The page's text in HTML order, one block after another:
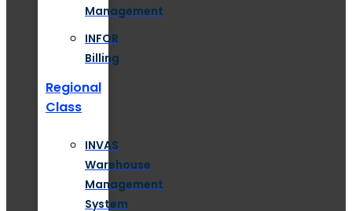
Management
INFOR
Billing
Regional
Class
INVAS
Warehouse
Management
System